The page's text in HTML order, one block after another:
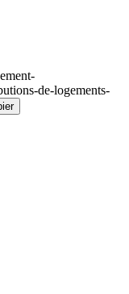
de-logements-